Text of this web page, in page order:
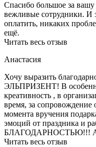
Спасибо большое за
вежливые сотрудники. И
оплатить, никаких
ещё.
Читать весь отзыв
Анастасия
Хочу выразить
ЭЛЬПРИЗЕНТ! В
креативность , в
время, за сопровождение
момента вручения
эмоций от праздника и
БЛАГОДАРНОСТЬЮ!!!
Читать весь отзыв